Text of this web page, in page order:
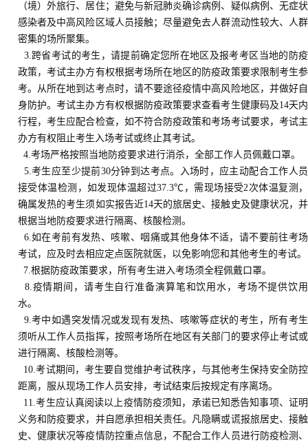
（境）外旅行、居住；避免与新冠肺炎确诊病例、疑似病例、无症状
感染者及中高风险区域人员接触；尽量避免去人群流动性较大、人群
密集的场所聚集。
3.跨省考试的考生，请提前确定您所在地区及报考考区当地的防疫
政策，考试主办方有权根据考场所在地区的防疫政策要求限制考生参
考。从所在地到达考点时，请不要途径疫情中高风险地区，并做好自
身防护。考试主办方有权根据防疫政策要求查看考生健康码及14天内
行程，考生应配合检查，如不符合防疫政策和考场考试要求，考试主
办方有权阻止考生入场考试或终止其考试。
4.考场严格按照当地防疫要求进行消杀，全部工作人员佩戴口罩。
5.考生应至少提前30分钟到达考点。入场时，应主动配合工作人员
接受体温检测，如发现体温超过37.3℃，需现场接受2次体温复测，
确属发热的考生须如实报告近14天的旅居史、接触史及健康状况，并
根据当地防疫要求进行隔离、核酸检测。
6.如在考前有发热、咳嗽、咽痛或其他身体不适，请不要前往考场
考试，应及时去相应定点医院就医，以免影响您和其他考生的考试。
7.根据防疫政策要求，所有考生进入考场须全程佩戴口罩。
8.疫情期间，请考生自行准备演算笔和饮用水，考场不提供饮用
水。
9.考中如遇突发情况或发现有发热、咳嗽等症状的考生，所有考生
须听从工作人员指挥，按照考场所在地区有关部门的要求停止考试或
进行隔离、核酸检测等。
10.考试期间，考生要自觉维护考试秩序，与其他考生保持安全防控
距离，服从现场工作人员安排，考试结束后按规定有序离场。
11.考生应认真阅读以上疫情防疫须知，承诺已知悉告知事项、证明
义务和防疫要求，并自愿承担相关责任。凡隐瞒或谎报旅居史、接触
史、健康状况等疫情防控重点信息，不配合工作人员进行防疫检测、